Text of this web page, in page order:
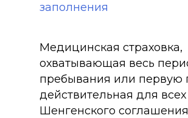
заполнения
Медицинская страховка,
охватывающая весь
пребывания или первую
действительная для всех
Шенгенского